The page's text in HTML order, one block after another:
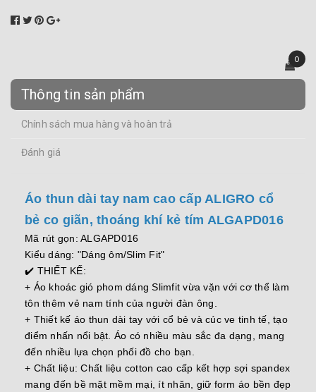
0
Thông tin sản phẩm
Chính sách mua hàng và hoàn trả
Đánh giá
Áo thun dài tay nam cao cấp ALIGRO cổ
bẻ co giãn, thoáng khí kẻ tím ALGAPD016
Mã rút gọn: ALGAPD016
Kiểu dáng: "Dáng ôm/Slim Fit"
✔️ THIẾT KẾ:
+ Áo khoác gió phom dáng Slimfit vừa vặn với cơ thể làm
tôn thêm vẻ nam tính của người đàn ông.
+ Thiết kế áo thun dài tay với cổ bẻ và cúc ve tinh tế, tạo
điểm nhấn nổi bật. Áo có nhiều màu sắc đa dạng, mang
đến nhiều lựa chọn phối đồ cho bạn.
+ Chất liệu: Chất liệu cotton cao cấp kết hợp sợi spandex
mang đến bề mặt mềm mại, ít nhăn, giữ form áo bền đẹp